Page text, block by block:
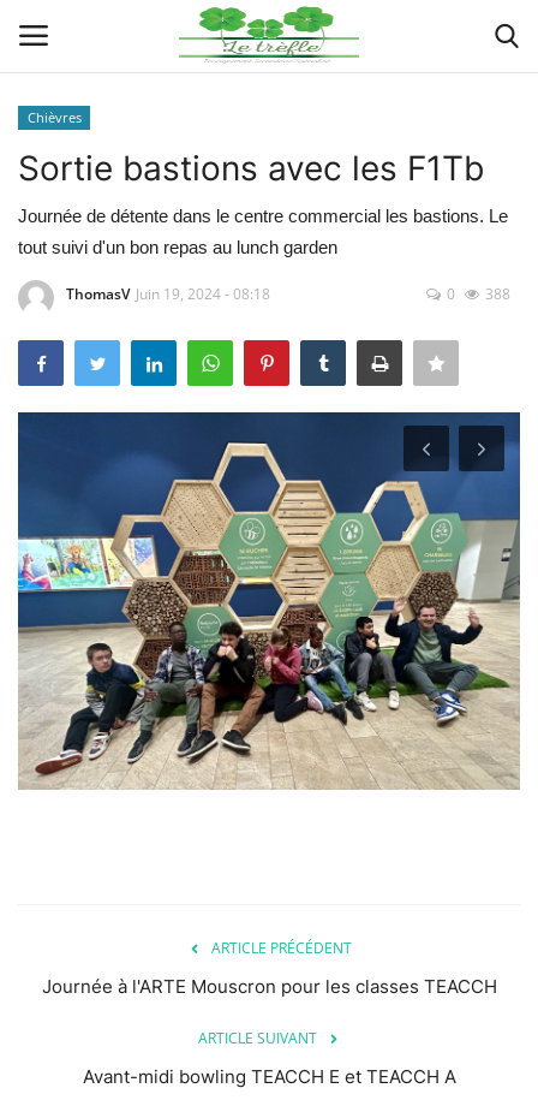
Actualités
Implantations
Organigramme
Documents
Chièvres
Sortie bastions avec les F1Tb
Journée de détente dans le centre commercial les bastions. Le
tout suivi d'un bon repas au lunch garden
ThomasV Juin 19, 2024 - 08:18 0 388
ARTICLE PRÉCÉDENT
Journée à l'ARTE Mouscron pour les classes TEACCH
ARTICLE SUIVANT
Avant-midi bowling TEACCH E et TEACCH A